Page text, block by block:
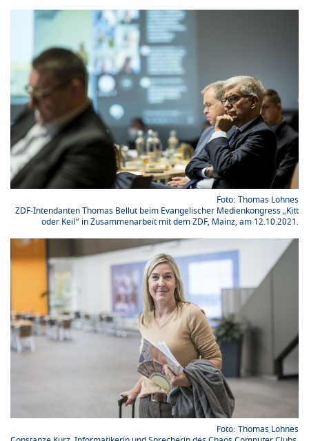
Thomas Lohnes
ZDF-Intendanten Thomas Bellut beim Evangelischer Medienkongress „Kitt
oder Keil“ in Zusammenarbeit mit dem ZDF, Mainz, am 12.10.2021.
Thomas Lohnes